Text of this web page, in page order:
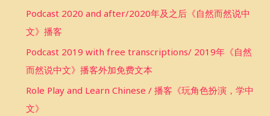
Podcast 2020 and after/2020年及之后《自然而然说中
文》播客
Podcast 2019 with free transcriptions/ 2019年《自然
而然说中文》播客外加免费文本
Role Play and Learn Chinese / 播客《玩角色扮演，学中
文》